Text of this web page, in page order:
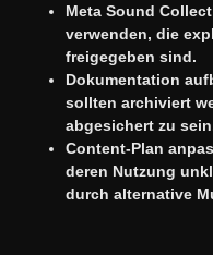
Meta Sound
verwenden, die
freigegeben sind.
Dokumentation
sollten archiviert
abgesichert zu
Content-Plan
deren Nutzung
durch alternative